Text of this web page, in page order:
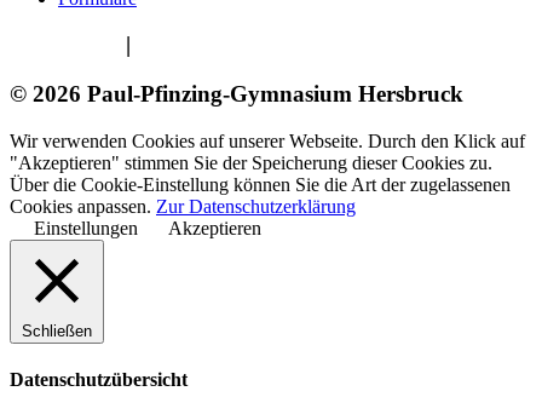
|
© 2026 Paul-Pfinzing-Gymnasium Hersbruck
Wir verwenden Cookies auf unserer Webseite. Durch den Klick auf
"Akzeptieren" stimmen Sie der Speicherung dieser Cookies zu.
Über die Cookie-Einstellung können Sie die Art der zugelassenen
Cookies anpassen. Zur Datenschutzerklärung
Einstellungen
Akzeptieren
Schließen
Datenschutzübersicht